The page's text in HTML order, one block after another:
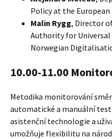
Policy at the
Malin Rygg, Director
Authority for Universal
Norwegian
10.00-11.00
Metodika monitorování
automatické a manuální
asistenční technologie a
umožňuje flexibilitu na